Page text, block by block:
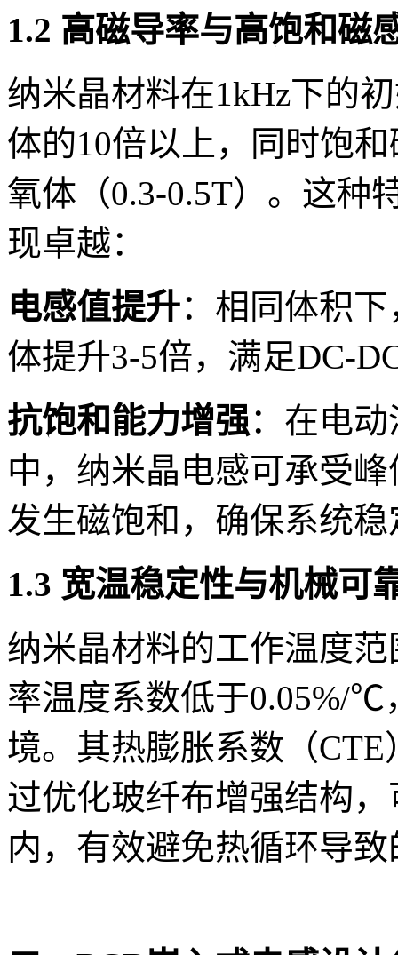
1.2 高磁导率与高饱和磁
纳米晶材料在1kHz下的
体的10倍以上，同时饱
氧体（0.3-0.5T）。这种
现卓越：
电感值提升：相同体积
体提升3-5倍，满足DC-
抗饱和能力增强：在电
中，纳米晶电感可承受
发生磁饱和，确保系统稳
1.3 宽温稳定性与机械可
纳米晶材料的工作温度
率温度系数低于0.05%/℃
境。其热膨胀系数（
过优化玻纤布增强结构
内，有效避免热循环导